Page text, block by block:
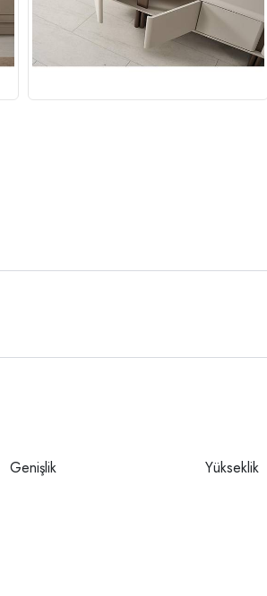
Genişlik Yükseklik